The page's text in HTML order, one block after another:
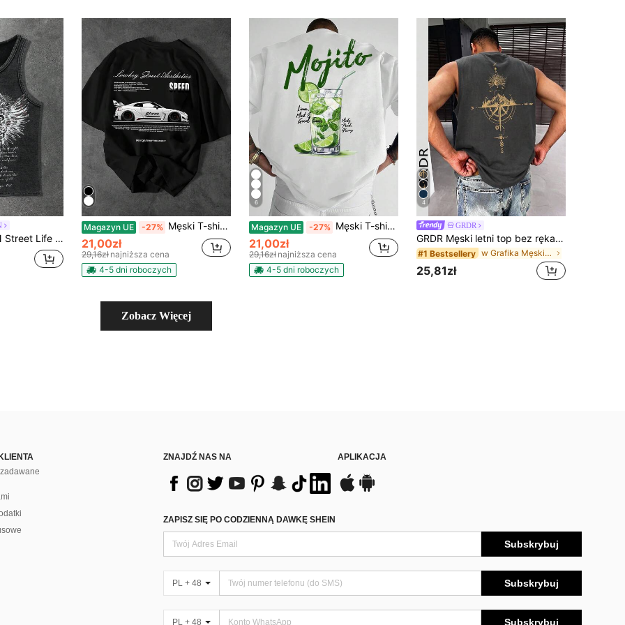
skrzydeł, uniwersalna do codziennego noszenia
Magazyn UE -27% Męski T-shirt z krótkim rękawem\Nowość wiosna/lato 2026\Miękka i przewiewna koszulka na co dzień, odpowiednia na każdą porę roku, swobodny styl, idealna na lato, nadruk, lekki materiał, niezbędny na imprezy.
21,00zł
29,16zł najniższa cena
4-5 dni roboczych
6
Magazyn UE -27% Męski T-shirt oversize z nadrukiem na plecach Mojito Cocktail, grafika letniego napoju limonka i mięta, okrągły dekolt, krótki rękaw, casualowa koszulka wakacyjna
21,00zł
29,16zł najniższa cena
4-5 dni roboczych
4
GRDR
GRDR Męski letni top bez rękawów z nadrukiem kompasu i szczytu górskiego
#1 Bestsellery w Grafika Męskie podkoszulki bez rękawów
25,81zł
Zobacz Więcej
ZNAJDŹ NAS NA APLIKACJA
ZAPISZ SIĘ PO CODZIENNĄ DAWKĘ SHEIN
Subskrybuj
PL + 48 Subskrybuj
PL + 48 Subskrybuj